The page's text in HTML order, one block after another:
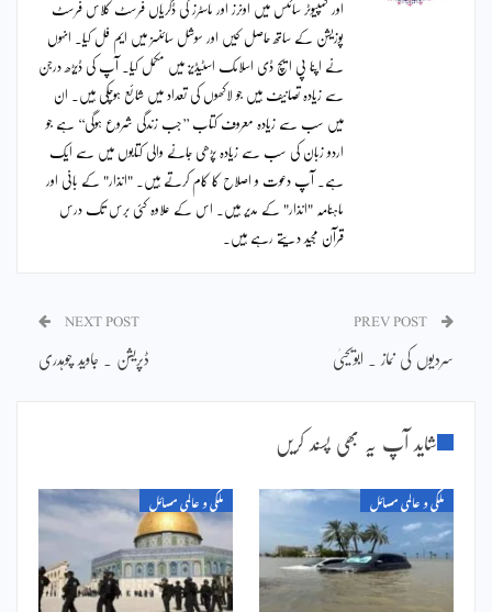
اور کمپیوٹر سائنس میں اونرز اور ماسٹرز کی ڈگریاں فرسٹ کلاس فرسٹ
پوزیشن کے ساتھ حاصل کیں اور سوشل سائنسز میں ایم فل کیا۔ انہوں
نے اپنا پی ایچ ڈی اسلامک اسٹیڈیز میں مکمل کیا۔ آپ کی ڈیڑھ درجن
سے زیادہ تصانیف ہیں جو لاکھوں کی تعداد میں شائع ہوچکی ہیں۔ ان
میں سب سے زیادہ معروف کتاب ’’جب زندگی شروع ہوگی‘‘ ہے جو
اردو زبان کی سب سے زیادہ پڑھی جانے والی کتابوں میں سے ایک
ہے۔ آپ دعوت و اصلاح کا کام کرتے ہیں۔ "انذار" کے بانی اور
ماہنامہ "انذار" کے مدیر ہیں۔ اس کے علاوہ کئی برس تک درس
قرآن مجید دیتے رہے ہیں۔
سردیوں کی نماز ۔ ابویحییٰ
NEXT POST
ڈپریشن ۔ جاوید چوہدری
شاید آپ یہ بھی پسند کریں
ملکی و عالمی مسائل ملکی و عالمی مسائل